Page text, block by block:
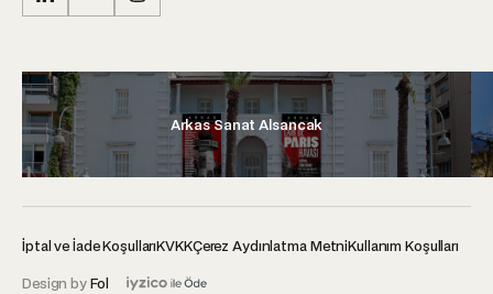
Arkas Sanat Alsancak
İptal ve İade KoşullarıKVKKÇerez Aydınlatma MetniKullanım Koşulları
Design byFol